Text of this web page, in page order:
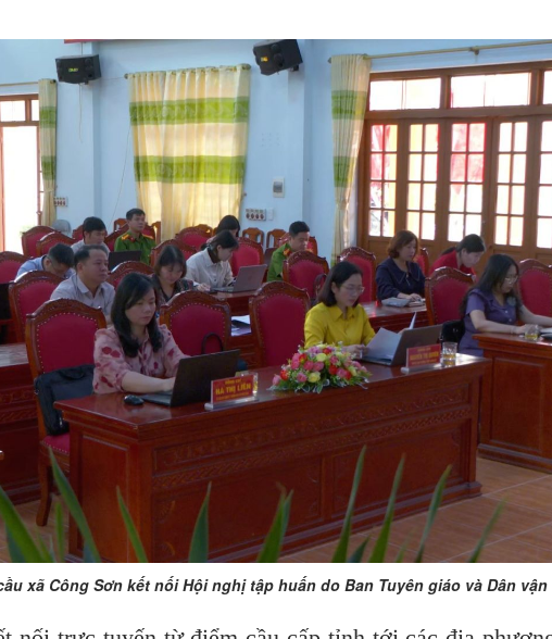
xã Công Sơn kết nối Hội nghị tập huấn do Ban Tuyên giáo và Dân